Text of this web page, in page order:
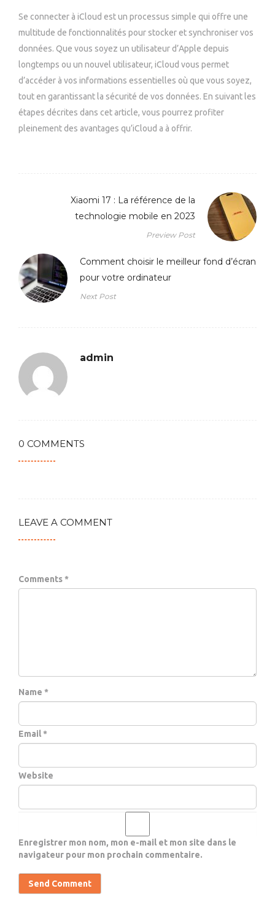
Se connecter à iCloud est un processus simple qui offre une
multitude de fonctionnalités pour stocker et synchroniser vos
données. Que vous soyez un utilisateur d’Apple depuis
longtemps ou un nouvel utilisateur, iCloud vous permet
d’accéder à vos informations essentielles où que vous soyez,
tout en garantissant la sécurité de vos données. En suivant les
étapes décrites dans cet article, vous pourrez profiter
pleinement des avantages qu’iCloud a à offrir.
Xiaomi 17 : La référence de la
technologie mobile en 2023
Preview Post
Comment choisir le meilleur fond d’écran
pour votre ordinateur
Next Post
admin
0 COMMENTS
LEAVE A COMMENT
Comments *
Name *
Email *
Website
Enregistrer mon nom, mon e-mail et mon site dans le
navigateur pour mon prochain commentaire.